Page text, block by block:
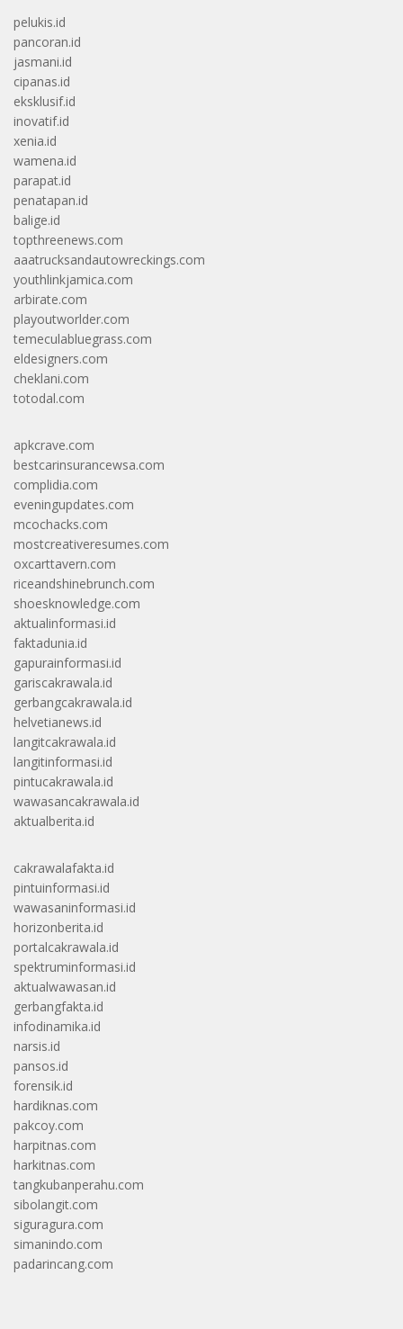
pelukis.id
pancoran.id
jasmani.id
cipanas.id
eksklusif.id
inovatif.id
xenia.id
wamena.id
parapat.id
penatapan.id
balige.id
topthreenews.com
aaatrucksandautowreckings.com
youthlinkjamica.com
arbirate.com
playoutworlder.com
temeculabluegrass.com
eldesigners.com
cheklani.com
totodal.com
apkcrave.com
bestcarinsurancewsa.com
complidia.com
eveningupdates.com
mcochacks.com
mostcreativeresumes.com
oxcarttavern.com
riceandshinebrunch.com
shoesknowledge.com
aktualinformasi.id
faktadunia.id
gapurainformasi.id
gariscakrawala.id
gerbangcakrawala.id
helvetianews.id
langitcakrawala.id
langitinformasi.id
pintucakrawala.id
wawasancakrawala.id
aktualberita.id
cakrawalafakta.id
pintuinformasi.id
wawasaninformasi.id
horizonberita.id
portalcakrawala.id
spektruminformasi.id
aktualwawasan.id
gerbangfakta.id
infodinamika.id
narsis.id
pansos.id
forensik.id
hardiknas.com
pakcoy.com
harpitnas.com
harkitnas.com
tangkubanperahu.com
sibolangit.com
siguragura.com
simanindo.com
padarincang.com